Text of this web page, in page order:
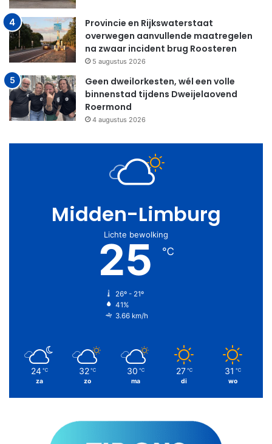
Provincie en Rijkswaterstaat
overwegen aanvullende maatregelen
na zwaar incident brug Roosteren
5 augustus 2026
Geen dweilorkesten, wél een volle
binnenstad tijdens Dweijelaovend
Roermond
4 augustus 2026
Midden-Limburg
Lichte bewolking
25 ℃
26º - 21º
41%
3.66 km/h
24 ℃
za
32 ℃
zo
30 ℃
ma
27 ℃
di
31 ℃
wo